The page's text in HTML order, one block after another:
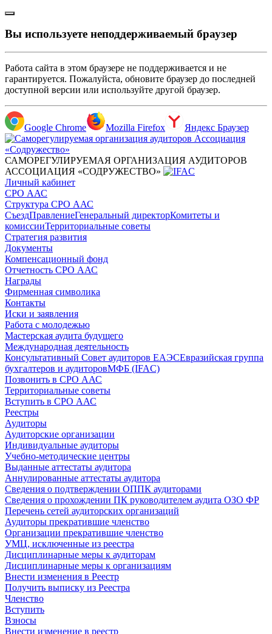
Вы используете неподдерживаемый браузер
Работа сайта в этом браузере не поддерживается и не
гарантируется. Пожалуйста, обновите браузер до последней
доступной версии или используйте другой браузер.
Google Chrome Mozilla Firefox Яндекс Браузер
САМОРЕГУЛИРУЕМАЯ ОРГАНИЗАЦИЯ АУДИТОРОВ
АССОЦИАЦИЯ «СОДРУЖЕСТВО»
Личный кабинет
СРО ААС
Структура СРО ААС
СъездПравлениеГенеральный директорКомитеты и
комиссииТерриториальные советы
Стратегия развития
Документы
Компенсационный фонд
Отчетность СРО ААС
Награды
Фирменная символика
Контакты
Иски и заявления
Работа с молодежью
Мастерская аудита будущего
Международная деятельность
Консультативный Совет аудиторов ЕАЭСЕвразийская группа
бухгалтеров и аудиторовМФБ (IFAC)
Позвонить в СРО ААС
Территориальные советы
Вступить в СРО ААС
Реестры
Аудиторы
Аудиторские организации
Индивидуальные аудиторы
Учебно-методические центры
Выданные аттестаты аудитора
Аннулированные аттестаты аудитора
Сведения о подтверждении ОППК аудиторами
Сведения о прохождении ПК руководителем аудита ОЗО ФР
Перечень сетей аудиторских организаций
Аудиторы прекратившие членство
Организации прекратившие членство
УМЦ, исключенные из реестра
Дисциплинарные меры к аудиторам
Дисциплинарные меры к организациям
Внести изменения в Реестр
Получить выписку из Реестра
Членство
Вступить
Взносы
Внести изменение в реестр